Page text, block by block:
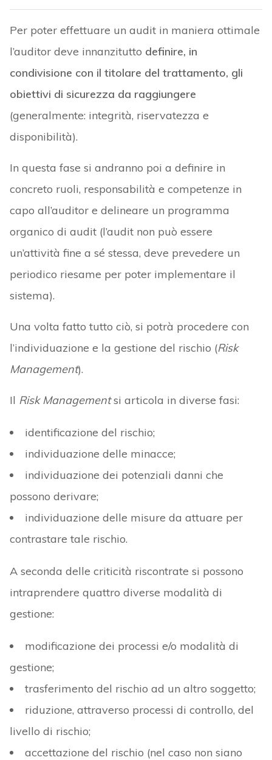
Per poter effettuare un audit in maniera ottimale
l’auditor deve innanzitutto definire, in
condivisione con il titolare del trattamento, gli
obiettivi di sicurezza da raggiungere
(generalmente: integrità, riservatezza e
disponibilità).
In questa fase si andranno poi a definire in
concreto ruoli, responsabilità e competenze in
capo all’auditor e delineare un programma
organico di audit (l’audit non può essere
un’attività fine a sé stessa, deve prevedere un
periodico riesame per poter implementare il
sistema).
Una volta fatto tutto ciò, si potrà procedere con
l’individuazione e la gestione del rischio (Risk
Management).
Il Risk Managementsi articola in diverse fasi:
identificazione del rischio;
individuazione delle minacce;
individuazione dei potenziali danni che
possono derivare;
individuazione delle misure da attuare per
contrastare tale rischio.
A seconda delle criticità riscontrate si possono
intraprendere quattro diverse modalità di
gestione:
modificazione dei processi e/o modalità di
gestione;
trasferimento del rischio ad un altro soggetto;
riduzione, attraverso processi di controllo, del
livello di rischio;
accettazione del rischio (nel caso non siano